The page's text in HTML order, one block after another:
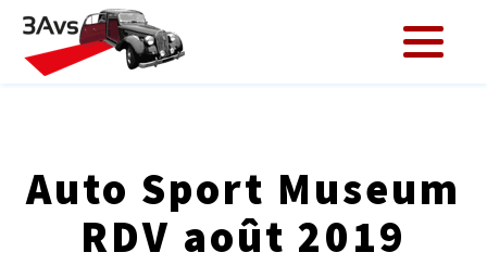
Auto Sport Museum
RDV août 2019